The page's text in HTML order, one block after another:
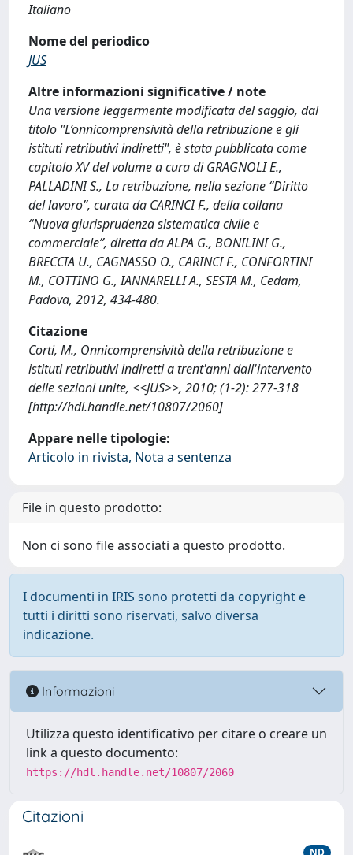
Italiano
Nome del periodico
JUS
Altre informazioni significative / note
Una versione leggermente modificata del saggio, dal
titolo "L’onnicomprensività della retribuzione e gli
istituti retributivi indiretti", è stata pubblicata come
capitolo XV del volume a cura di GRAGNOLI E.,
PALLADINI S., La retribuzione, nella sezione “Diritto
del lavoro”, curata da CARINCI F., della collana
“Nuova giurisprudenza sistematica civile e
commerciale”, diretta da ALPA G., BONILINI G.,
BRECCIA U., CAGNASSO O., CARINCI F., CONFORTINI
M., COTTINO G., IANNARELLI A., SESTA M., Cedam,
Padova, 2012, 434-480.
Citazione
Corti, M., Onnicomprensività della retribuzione e
istituti retributivi indiretti a trent'anni dall'intervento
delle sezioni unite, <<JUS>>, 2010; (1-2): 277-318
[http://hdl.handle.net/10807/2060]
Appare nelle tipologie:
Articolo in rivista, Nota a sentenza
File in questo prodotto:
Non ci sono file associati a questo prodotto.
I documenti in IRIS sono protetti da copyright e
tutti i diritti sono riservati, salvo diversa
indicazione.
Informazioni
Utilizza questo identificativo per citare o creare un
link a questo documento:
https://hdl.handle.net/10807/2060
Citazioni